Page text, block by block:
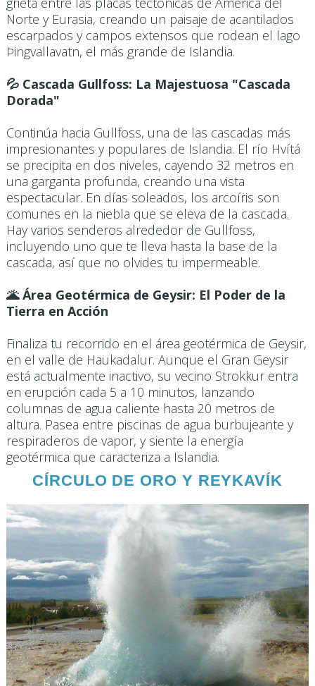
Norte y Eurasia, creando un paisaje de acantilados
escarpados y campos extensos que rodean el lago
Þingvallavatn, el más grande de Islandia.​
💦 Cascada Gullfoss: La Majestuosa "Cascada
Dorada"
Continúa hacia Gullfoss, una de las cascadas más
impresionantes y populares de Islandia. El río Hvítá
se precipita en dos niveles, cayendo 32 metros en
una garganta profunda, creando una vista
espectacular. En días soleados, los arcoíris son
comunes en la niebla que se eleva de la cascada.
Hay varios senderos alrededor de Gullfoss,
incluyendo uno que te lleva hasta la base de la
cascada, así que no olvides tu impermeable.
🌋 Área Geotérmica de Geysir: El Poder de la
Tierra en Acción
Finaliza tu recorrido en el área geotérmica de Geysir,
en el valle de Haukadalur. Aunque el Gran Geysir
está actualmente inactivo, su vecino Strokkur entra
en erupción cada 5 a 10 minutos, lanzando
columnas de agua caliente hasta 20 metros de
altura. Pasea entre piscinas de agua burbujeante y
respiraderos de vapor, y siente la energía
geotérmica que caracteriza a Islandia.​
CÍRCULO DE ORO Y REYKAVÍK